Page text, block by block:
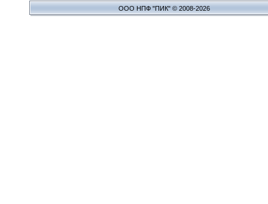
ООО НПФ "ПИК" © 2008-2026